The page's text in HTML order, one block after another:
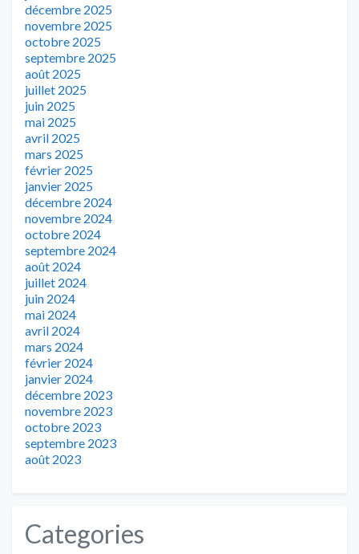
décembre 2025
novembre 2025
octobre 2025
septembre 2025
août 2025
juillet 2025
juin 2025
mai 2025
avril 2025
mars 2025
février 2025
janvier 2025
décembre 2024
novembre 2024
octobre 2024
septembre 2024
août 2024
juillet 2024
juin 2024
mai 2024
avril 2024
mars 2024
février 2024
janvier 2024
décembre 2023
novembre 2023
octobre 2023
septembre 2023
août 2023
Categories